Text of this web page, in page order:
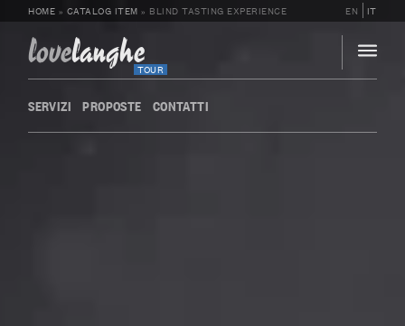
HOME » CATALOG ITEM » BLIND TASTING EXPERIENCE EN IT
lovelanghe
TOUR
SERVIZI PROPOSTE CONTATTI